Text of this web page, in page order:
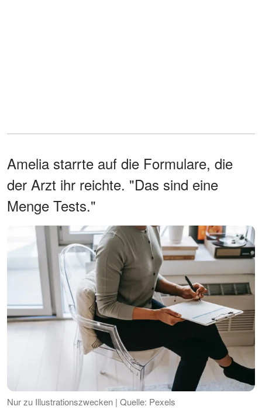
Amelia starrte auf die Formulare, die
der Arzt ihr reichte. "Das sind eine
Menge Tests."
Nur zu Illustrationszwecken | Quelle: Pexels